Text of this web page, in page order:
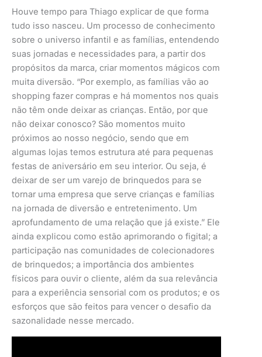
Houve tempo para Thiago explicar de que forma
tudo isso nasceu. Um processo de conhecimento
sobre o universo infantil e as famílias, entendendo
suas jornadas e necessidades para, a partir dos
propósitos da marca, criar momentos mágicos com
muita diversão. “Por exemplo, as famílias vão ao
shopping fazer compras e há momentos nos quais
não têm onde deixar as crianças. Então, por que
não deixar conosco? São momentos muito
próximos ao nosso negócio, sendo que em
algumas lojas temos estrutura até para pequenas
festas de aniversário em seu interior. Ou seja, é
deixar de ser um varejo de brinquedos para se
tornar uma empresa que serve crianças e famílias
na jornada de diversão e entretenimento. Um
aprofundamento de uma relação que já existe.” Ele
ainda explicou como estão aprimorando o figital; a
participação nas comunidades de colecionadores
de brinquedos; a importância dos ambientes
físicos para ouvir o cliente, além da sua relevância
para a experiência sensorial com os produtos; e os
esforços que são feitos para vencer o desafio da
sazonalidade nesse mercado.